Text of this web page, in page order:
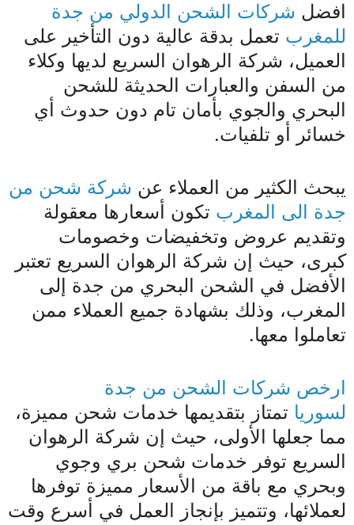
افضل شركات الشحن الدولي من جدة
للمغرب تعمل بدقة عالية دون التأخير على
العميل، شركة الرهوان السريع لديها وكلاء
من السفن والعبارات الحديثة للشحن
البحري والجوي بأمان تام دون حدوث أي
خسائر أو تلفيات.
يبحث الكثير من العملاء عن شركة شحن من
جدة الى المغرب تكون أسعارها معقولة
وتقديم عروض وتخفيضات وخصومات
كبرى، حيث إن شركة الرهوان السريع تعتبر
الأفضل في الشحن البحري من جدة إلى
المغرب، وذلك بشهادة جميع العملاء ممن
تعاملوا معها.
ارخص شركات الشحن من جدة
لسوريا تمتاز بتقديمها خدمات شحن مميزة،
مما جعلها الأولى، حيث إن شركة الرهوان
السريع توفر خدمات شحن بري وجوي
وبحري مع باقة من الأسعار مميزة توفرها
لعملائها، وتتميز بإنجاز العمل في أسرع وقت